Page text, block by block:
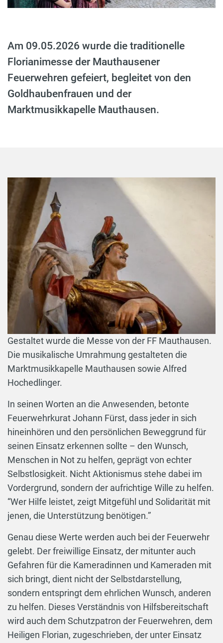
Am 09.05.2026 wurde die traditionelle
Florianimesse der Mauthausener
Feuerwehren gefeiert, begleitet von den
Goldhaubenfrauen und der
Marktmusikkapelle Mauthausen.
Gestaltet wurde die Messe von der FF Mauthausen.
Die musikalische Umrahmung gestalteten die
Marktmusikkapelle Mauthausen sowie Alfred
Hochedlinger.
In seinen Worten an die Anwesenden, betonte
Feuerwehrkurat Johann Fürst, dass jeder in sich
hineinhören und den persönlichen Beweggrund für
seinen Einsatz erkennen sollte – den Wunsch,
Menschen in Not zu helfen, geprägt von echter
Selbstlosigkeit. Nicht Aktionismus stehe dabei im
Vordergrund, sondern der aufrichtige Wille zu helfen.
“Wer Hilfe leistet, zeigt Mitgefühl und Solidarität mit
jenen, die Unterstützung benötigen.”
Genau diese Werte werden auch bei der Feuerwehr
gelebt. Der freiwillige Einsatz, der mitunter auch
Gefahren für die Kameradinnen und Kameraden mit
sich bringt, dient nicht der Selbstdarstellung,
sondern entspringt dem ehrlichen Wunsch, anderen
zu helfen. Dieses Verständnis von Hilfsbereitschaft
wird auch dem Schutzpatron der Feuerwehren, dem
Heiligen Florian, zugeschrieben, der unter Einsatz